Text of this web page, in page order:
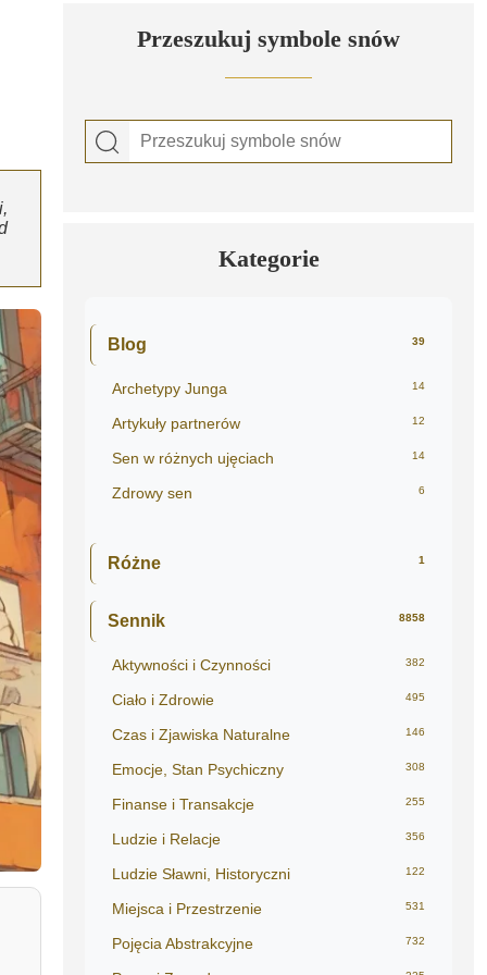
Przeszukuj symbole snów
Kategorie
Blog 39
Archetypy Junga 14
Artykuły partnerów 12
Sen w różnych ujęciach 14
Zdrowy sen 6
Różne 1
Sennik 8858
Aktywności i Czynności 382
Ciało i Zdrowie 495
Czas i Zjawiska Naturalne 146
Emocje, Stan Psychiczny 308
Finanse i Transakcje 255
Ludzie i Relacje 356
Ludzie Sławni, Historyczni 122
Miejsca i Przestrzenie 531
Pojęcia Abstrakcyjne 732